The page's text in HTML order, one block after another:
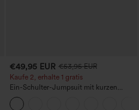
€49,95 EUR €53,95 EUR
Kaufe 2, erhalte 1 gratis
Ein-Schulter-Jumpsuit mit kurzen
Ärmeln, Schlitzsaum und Taschen –
kinderleicht